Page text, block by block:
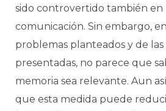
sido controvertido también en
comunicación. Sin embargo,
problemas planteados y de
presentadas, no parece que
memoria sea relevante. Aun
que esta medida puede